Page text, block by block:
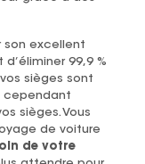
excellent
99,9 %
sièges sont
cependant
sièges. Vous
de voiture
de votre